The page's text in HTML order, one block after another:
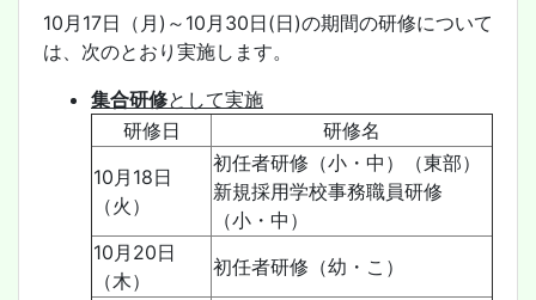
10月17日（月)～10月30日(日)の期間の研修について
は、次のとおり実施します。
集合研修として実施
研修日
研修名
10月18日
（火）
初任者研修（小・中）（東部）
新規採用学校事務職員研修
（小・中）
10月20日
（木）
初任者研修（幼・こ）